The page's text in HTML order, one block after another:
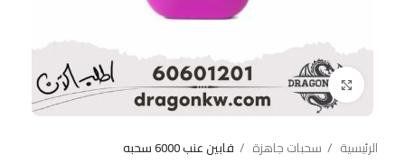
Click to enlarge
الرئيسية سحبات جاهزة فابين عنب 6000 سحبه